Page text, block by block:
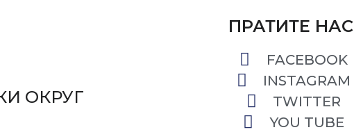
ОКРУГ
ПРАТИТЕ НАС
FACEBOOK
INSTAGRAM
TWITTER
YOU TUBE